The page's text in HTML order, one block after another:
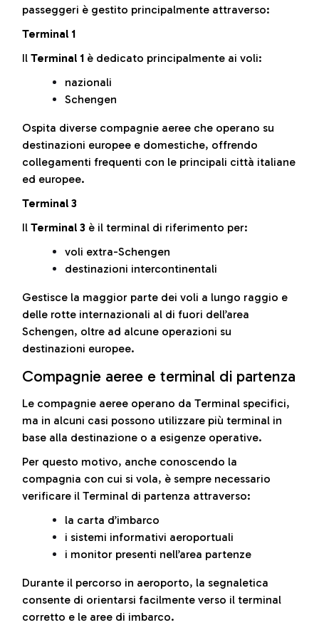
passeggeri è gestito principalmente attraverso:
Terminal 1
Il Terminal 1 è dedicato principalmente ai voli:
nazionali
Schengen
Ospita diverse compagnie aeree che operano su
destinazioni europee e domestiche, offrendo
collegamenti frequenti con le principali città italiane
ed europee.
Terminal 3
Il Terminal 3 è il terminal di riferimento per:
voli extra-Schengen
destinazioni intercontinentali
Gestisce la maggior parte dei voli a lungo raggio e
delle rotte internazionali al di fuori dell’area
Schengen, oltre ad alcune operazioni su
destinazioni europee.
Compagnie aeree e terminal di partenza
Le compagnie aeree operano da Terminal specifici,
ma in alcuni casi possono utilizzare più terminal in
base alla destinazione o a esigenze operative.
Per questo motivo, anche conoscendo la
compagnia con cui si vola, è sempre necessario
verificare il Terminal di partenza attraverso:
la carta d’imbarco
i sistemi informativi aeroportuali
i monitor presenti nell’area partenze
Durante il percorso in aeroporto, la segnaletica
consente di orientarsi facilmente verso il terminal
corretto e le aree di imbarco.